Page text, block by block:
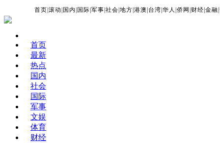
首页 |滚动 国内 国际 |军事 |社会 |地方 |港澳 台湾 |华人 |侨网 财经 |金融 |
首页
最新
热点
国内
社会
国际
军事
文娱
体育
财经